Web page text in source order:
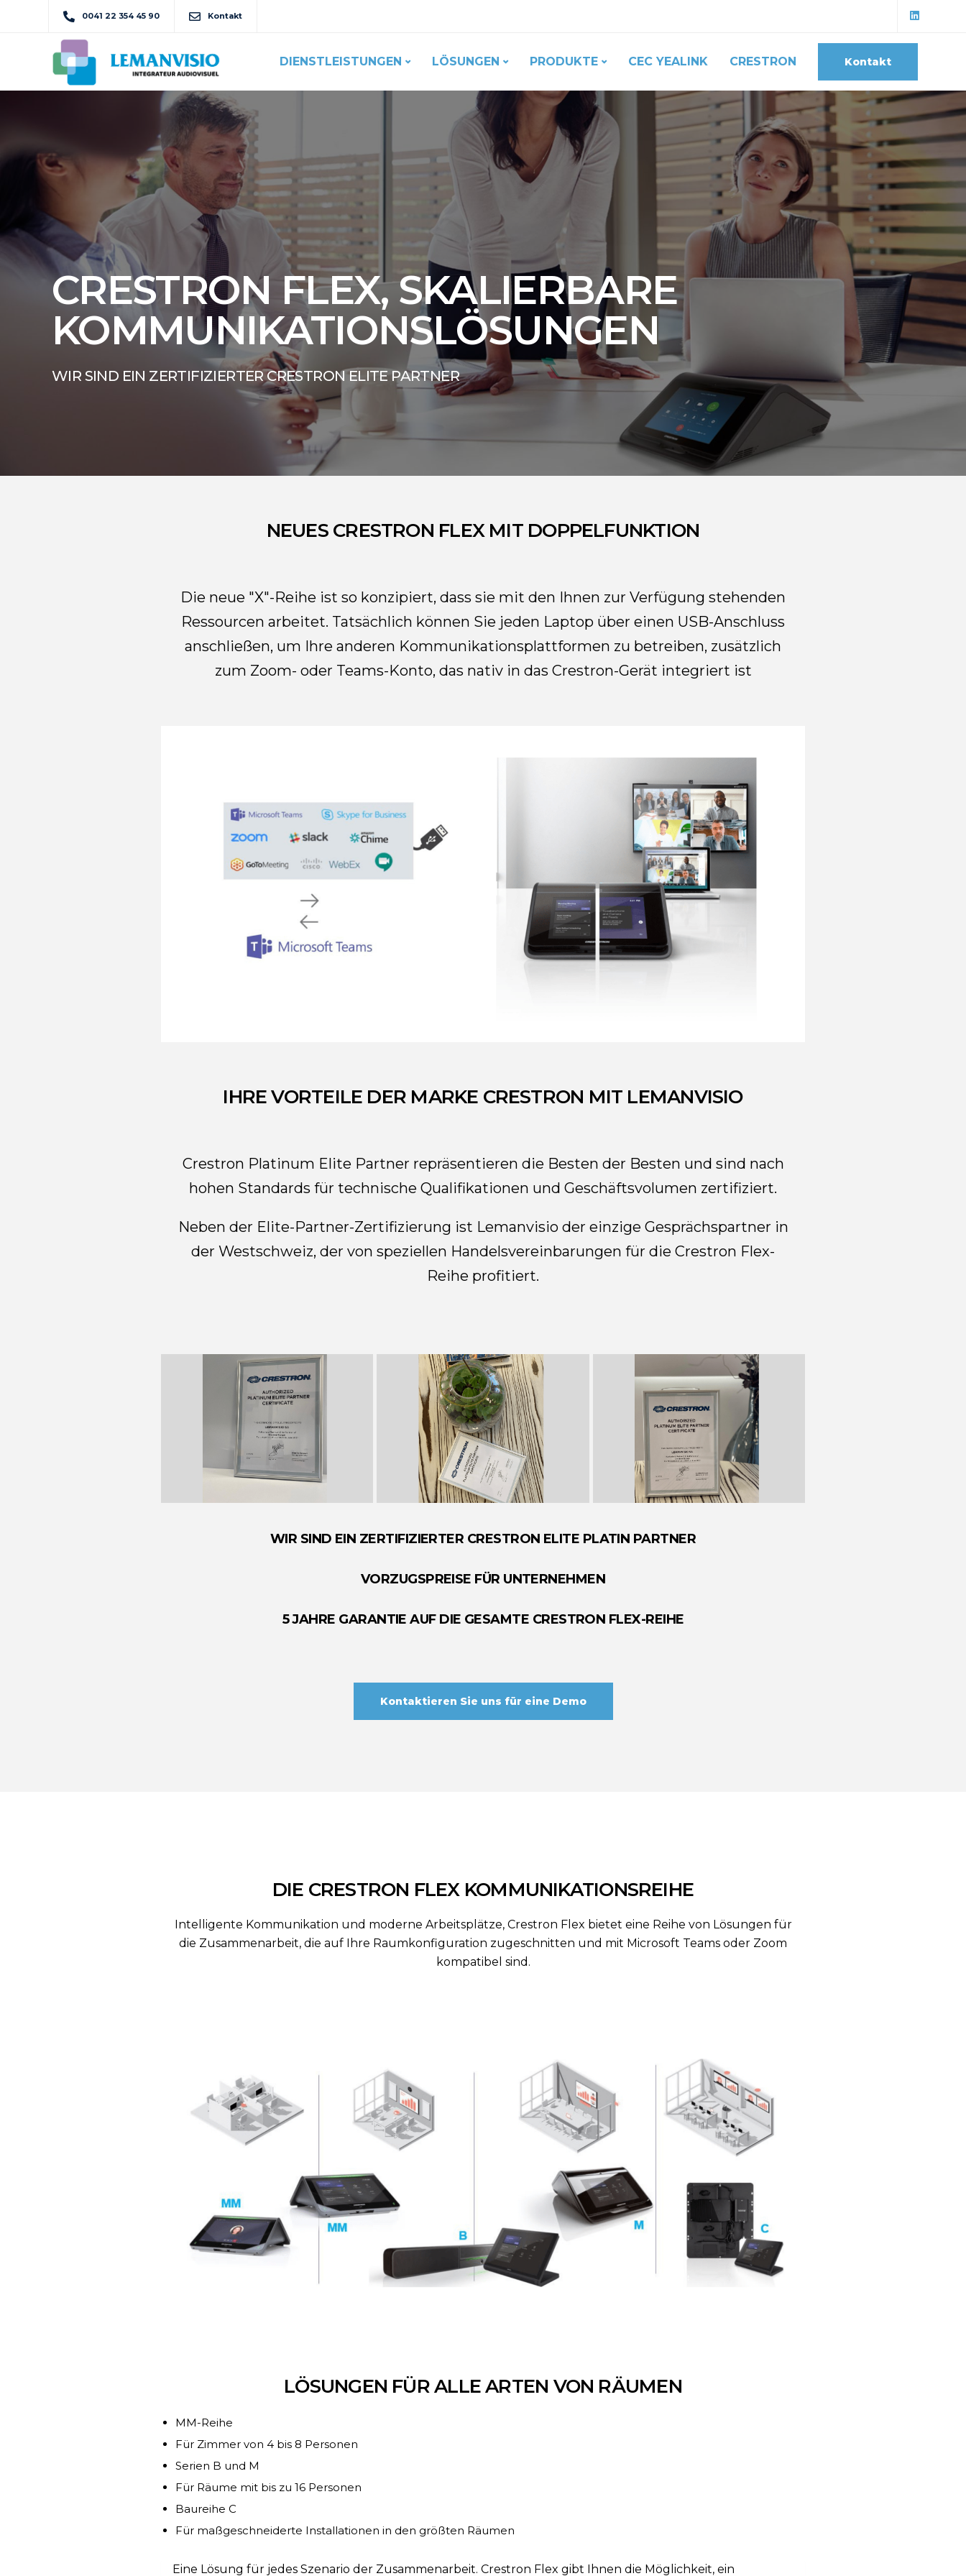
0041 22 354 45 90 Kontakt
DIENSTLEISTUNGEN LÖSUNGEN PRODUKTE CEC YEALINK CRESTRON Kontakt
CRESTRON FLEX, SKALIERBARE
KOMMUNIKATIONSLÖSUNGEN
WIR SIND EIN ZERTIFIZIERTER CRESTRON ELITE PARTNER
NEUES CRESTRON FLEX MIT DOPPELFUNKTION
Die neue "X"-Reihe ist so konzipiert, dass sie mit den Ihnen zur Verfügung stehenden
Ressourcen arbeitet. Tatsächlich können Sie jeden Laptop über einen USB-Anschluss
anschließen, um Ihre anderen Kommunikationsplattformen zu betreiben, zusätzlich
zum Zoom- oder Teams-Konto, das nativ in das Crestron-Gerät integriert ist
IHRE VORTEILE DER MARKE CRESTRON MIT LEMANVISIO
Crestron Platinum Elite Partner repräsentieren die Besten der Besten und sind nach
hohen Standards für technische Qualifikationen und Geschäftsvolumen zertifiziert.
Neben der Elite-Partner-Zertifizierung ist Lemanvisio der einzige Gesprächspartner in
der Westschweiz, der von speziellen Handelsvereinbarungen für die Crestron Flex-
Reihe profitiert.
WIR SIND EIN ZERTIFIZIERTER CRESTRON ELITE PLATIN PARTNER
VORZUGSPREISE FÜR UNTERNEHMEN
5 JAHRE GARANTIE AUF DIE GESAMTE CRESTRON FLEX-REIHE
Kontaktieren Sie uns für eine Demo
DIE CRESTRON FLEX KOMMUNIKATIONSREIHE
Intelligente Kommunikation und moderne Arbeitsplätze, Crestron Flex bietet eine Reihe von Lösungen für
die Zusammenarbeit, die auf Ihre Raumkonfiguration zugeschnitten und mit Microsoft Teams oder Zoom
kompatibel sind.
LÖSUNGEN FÜR ALLE ARTEN VON RÄUMEN
MM-Reihe
Für Zimmer von 4 bis 8 Personen
Serien B und M
Für Räume mit bis zu 16 Personen
Baureihe C
Für maßgeschneiderte Installationen in den größten Räumen
Eine Lösung für jedes Szenario der Zusammenarbeit. Crestron Flex gibt Ihnen die Möglichkeit, ein